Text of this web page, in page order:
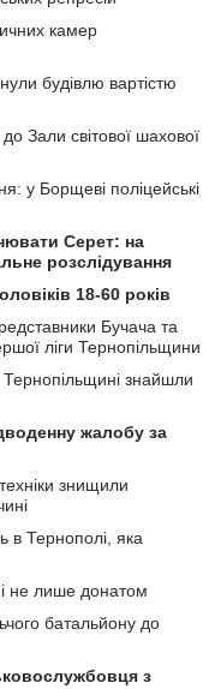
камер
будівлю вартістю
Зали світової шахової
у Борщеві поліцейські
Серет: на
розслідування
18-60 років
Бучача та
ліги Тернопільщини
Тернопільщині знайшли
жалобу за
знищили
в Тернополі, яка
не лише донатом
батальйону до
з